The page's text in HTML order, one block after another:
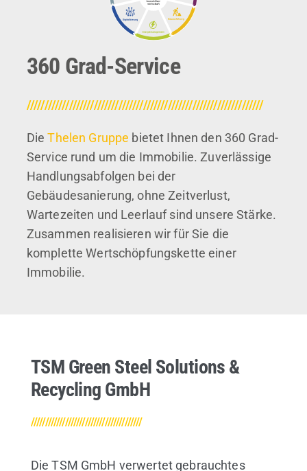
360 Grad-Service
///////////////////////////////////////////////////////////////////
DieThelen Gruppe bietet Ihnen den 360 Grad-
Service rund um die Immobilie. Zuverlässige
Handlungsabfolgen bei der
Gebäudesanierung, ohne Zeitverlust,
Wartezeiten und Leerlauf sind unsere Stärke.
Zusammen realisieren wir für Sie die
komplette Wertschöpfungskette einer
Immobilie.
TSM Green Steel Solutions &
Recycling GmbH
///////////////////////////////////////
Die TSM GmbH verwertet gebrauchtes